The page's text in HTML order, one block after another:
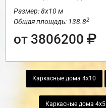
Размер: 8х10 м
Общая площадь: 138.82
от 3806200
Каркасные дома 4х10
Каркасные дома 4х5